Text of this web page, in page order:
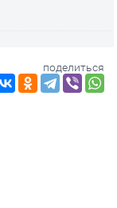
поделиться